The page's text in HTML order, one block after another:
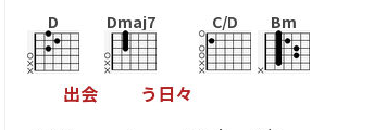
D
出会
Dmaj7
う 日々
C/D Bm